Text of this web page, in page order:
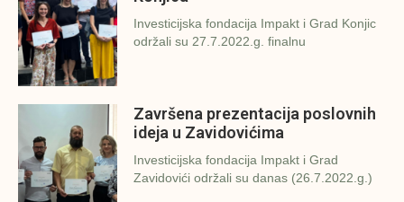
Investicijska fondacija Impakt i Grad Konjic
održali su 27.7.2022.g. finalnu
Završena prezentacija poslovnih
ideja u Zavidovićima
Investicijska fondacija Impakt i Grad
Zavidovići održali su danas (26.7.2022.g.)